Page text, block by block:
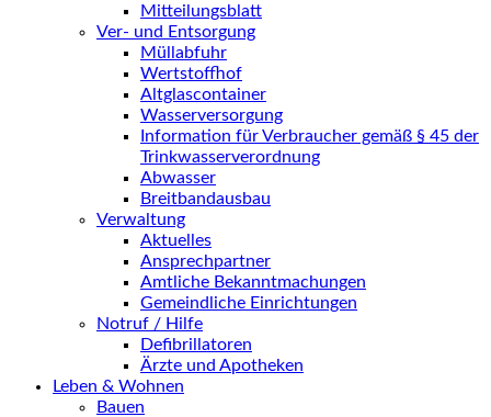
Mitteilungsblatt
Ver- und Entsorgung
Müllabfuhr
Wertstoffhof
Altglascontainer
Wasserversorgung
Information für Verbraucher gemäß § 45 der
Trinkwasserverordnung
Abwasser
Breitbandausbau
Verwaltung
Aktuelles
Ansprechpartner
Amtliche Bekanntmachungen
Gemeindliche Einrichtungen
Notruf / Hilfe
Defibrillatoren
Ärzte und Apotheken
Leben & Wohnen
Bauen